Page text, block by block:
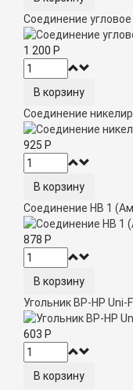
Соединение
1 200 Р
Соединение
925 Р
Соединение НВ 1
878 Р
Угольник ВР-НР Uni-
603 Р